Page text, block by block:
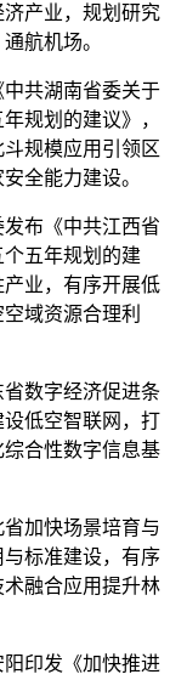
产业，规划研究
航机场。
共湖南省委关于
规划的建议》，
规模应用引领区
全能力建设。
布《中共江西省
五年规划的建
业，有序开展低
域资源合理利
数字经济促进条
低空智联网，打
合性数字信息基
加快场景培育与
标准建设，有序
融合应用提升林
印发《加快推进